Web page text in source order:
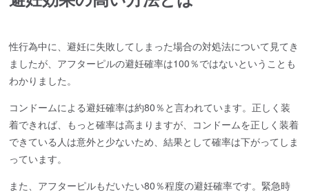
性行為中に、避妊に失敗してしまった場合の対処法について見てき
ましたが、アフターピルの避妊確率は100％ではないということも
わかりました。
コンドームによる避妊確率は約80％と言われています。正しく装
着できれば、もっと確率は高まりますが、コンドームを正しく装着
できている人は意外と少ないため、結果として確率は下がってしま
っています。
また、アフターピルもだいたい80％程度の避妊確率です。緊急時